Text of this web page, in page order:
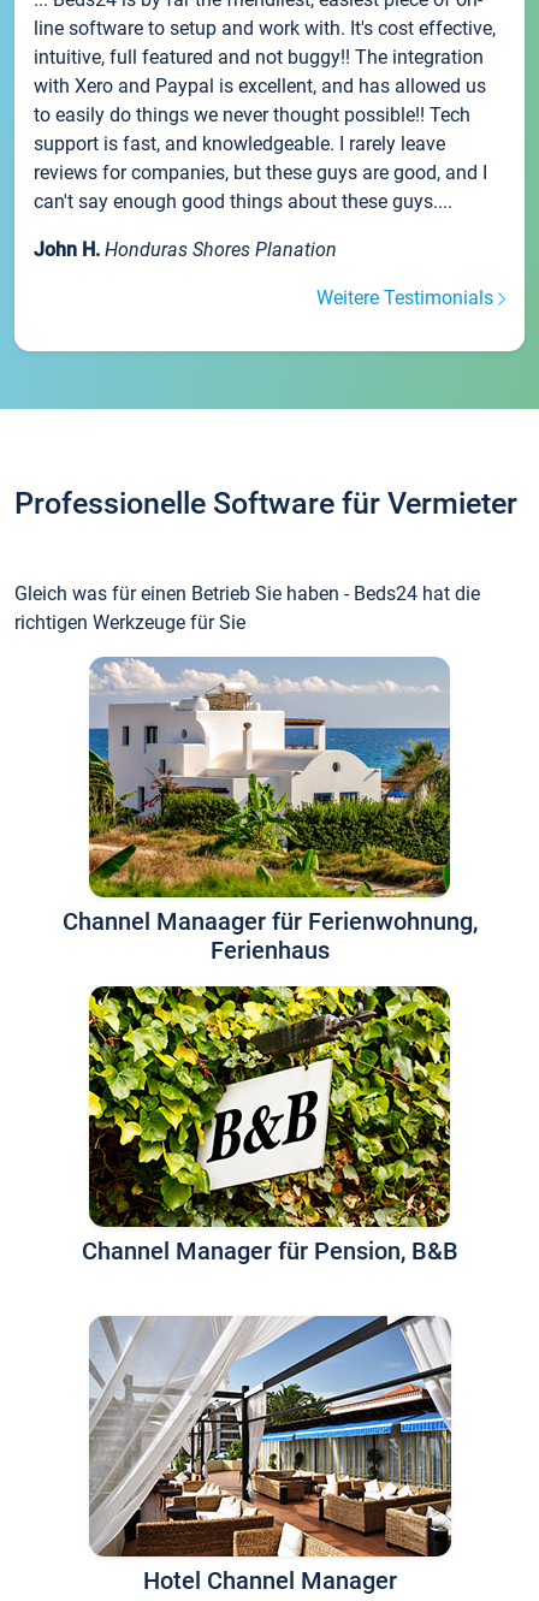
line software to setup and work with. It's cost effective,
intuitive, full featured and not buggy!! The integration
with Xero and Paypal is excellent, and has allowed us
to easily do things we never thought possible!! Tech
support is fast, and knowledgeable. I rarely leave
reviews for companies, but these guys are good, and I
can't say enough good things about these guys....
John H. Honduras Shores Planation
Weitere Testimonials
Professionelle Software für Vermieter
Gleich was für einen Betrieb Sie haben - Beds24 hat die
richtigen Werkzeuge für Sie
Channel Manaager für Ferienwohnung,
Ferienhaus
Channel Manager für Pension, B&B
Hotel Channel Manager